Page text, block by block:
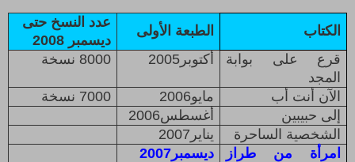
الكتاب الطبعة الأولى
عدد النسخ حتى
ديسمبر 2008
قرع على بوابة
المجد
أكتوبر2005
8000 نسخة
الآن أنت أب مايو2006
7000 نسخة
إلى حبيبين
أغسطس2006
الشخصية الساحرة
يناير 2007
امرأة من طراز
ديسمبر2007